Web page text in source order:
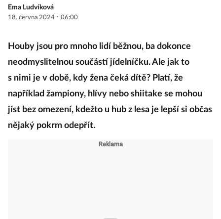
Ema Ludvíková
18. června 2024 · 06:00
Houby jsou pro mnoho lidí běžnou, ba dokonce
neodmyslitelnou součástí jídelníčku. Ale jak to
s nimi je v době, kdy žena čeká dítě? Platí, že
například žampiony, hlívy nebo shiitake se mohou
jíst bez omezení, kdežto u hub z lesa je lepší si občas
nějaký pokrm odepřít.